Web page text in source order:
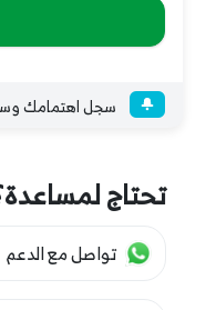
سجل اهتمامك
تحتاج
تواصل مع الدعم